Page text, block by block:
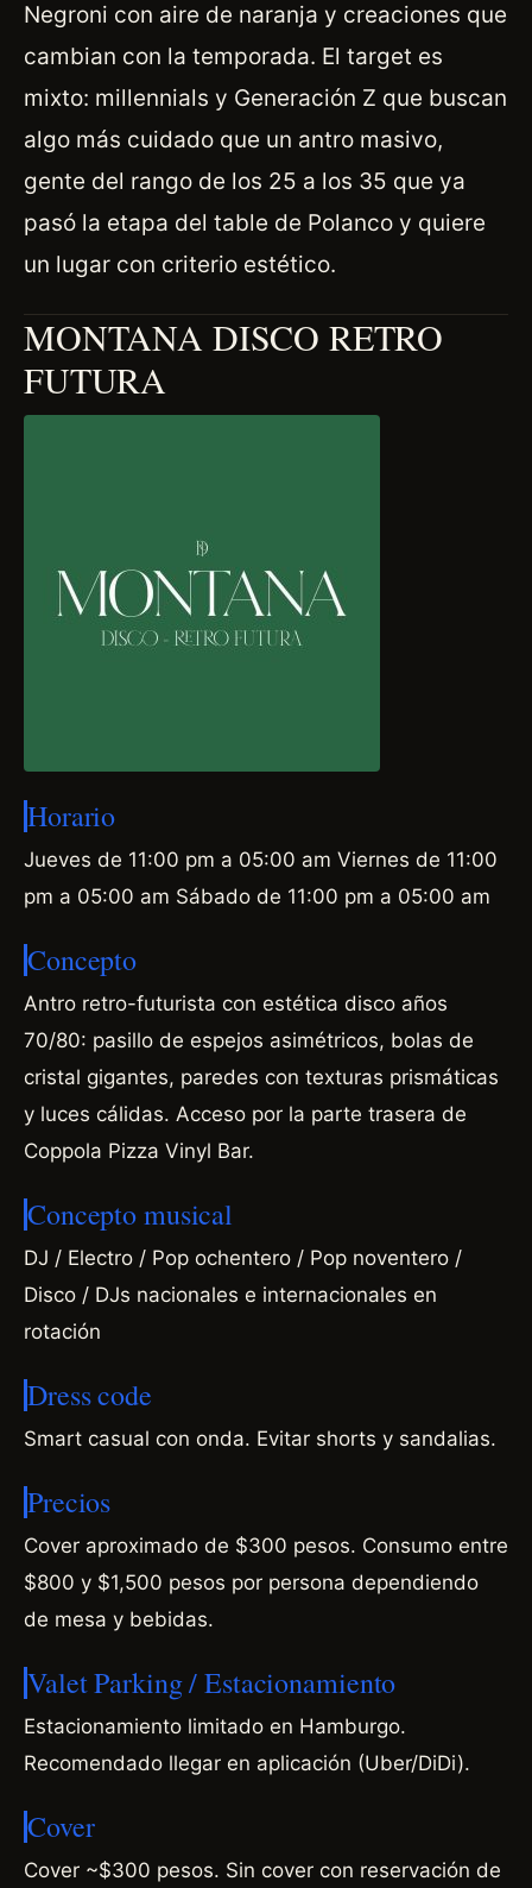
Negroni con aire de naranja y creaciones que
cambian con la temporada. El target es
mixto: millennials y Generación Z que buscan
algo más cuidado que un antro masivo,
gente del rango de los 25 a los 35 que ya
pasó la etapa del table de Polanco y quiere
un lugar con criterio estético.
MONTANA DISCO RETRO
FUTURA
Horario
Jueves de 11:00 pm a 05:00 am Viernes de 11:00
pm a 05:00 am Sábado de 11:00 pm a 05:00 am
Concepto
Antro retro-futurista con estética disco años
70/80: pasillo de espejos asimétricos, bolas de
cristal gigantes, paredes con texturas prismáticas
y luces cálidas. Acceso por la parte trasera de
Coppola Pizza Vinyl Bar.
Concepto musical
DJ / Electro / Pop ochentero / Pop noventero /
Disco / DJs nacionales e internacionales en
rotación
Dress code
Smart casual con onda. Evitar shorts y sandalias.
Precios
Cover aproximado de $300 pesos. Consumo entre
$800 y $1,500 pesos por persona dependiendo
de mesa y bebidas.
Valet Parking / Estacionamiento
Estacionamiento limitado en Hamburgo.
Recomendado llegar en aplicación (Uber/DiDi).
Cover
Cover ~$300 pesos. Sin cover con reservación de